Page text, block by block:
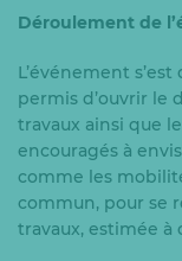
Déroulement de
L’événement
permis d’ouvrir le
travaux ainsi que
encouragés à
comme les
commun, pour se
travaux, estimée à